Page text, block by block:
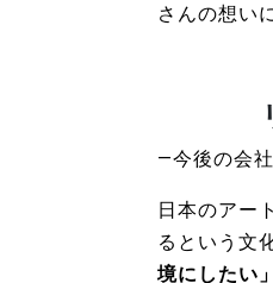
さんの想い
―今後の会
日本のアー
るという文
境にしたい